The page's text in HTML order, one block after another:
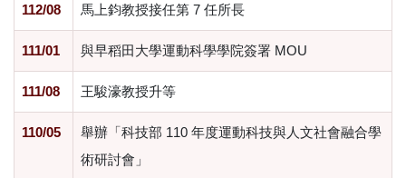
112/08 馬上鈞教授接任第 7 任所長
111/01 與早稻田大學運動科學學院簽署 MOU
111/08 王駿濠教授升等
110/05
舉辦「科技部 110 年度運動科技與人文社會融合學
術研討會」